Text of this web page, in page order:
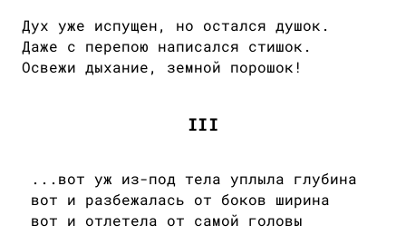
Дух уже испущен, но остался душок.
Даже с перепою написался стишок.
Освежи дыхание, земной порошок!
III
...вот уж из-под тела уплыла глубина
вот и разбежалась от боков ширина
вот и отлетела от самой головы